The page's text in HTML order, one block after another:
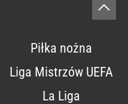
Piłka nożna
Liga Mistrzów UEFA
La Liga